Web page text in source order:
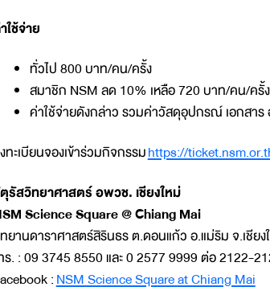
ใช้จ่าย
ทั่วไป 800 บาท/คน/ครั้ง
สมาชิก NSM ลด 10% เหลือ 720 บาท/คน/ครั้
ค่าใช้จ่ายดังกล่าว รวมค่าวัสดุอุปกรณ์ เอกสาร
ทะเบียนจองเข้าร่วมกิจกรรมhttps://
รัสวิทยาศาสตร์ อพวช. เชียงใหม่
Science Square @ Chiang Mai
ยานดาราศาสตร์สิรินธร ต.ดอนแก้ว อ.แม่ริม จ.เชียง
ร. : 09 3745 8550 และ 0 2577 9999 ต่อ 2122-
:NSM Science Square at Chiang Mai